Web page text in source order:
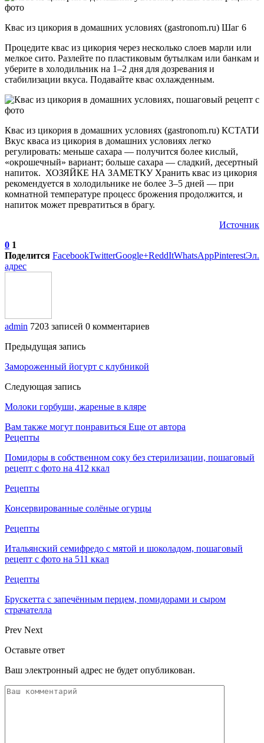
Квас из цикория в домашних условиях (gastronom.ru) Шаг 6
Процедите квас из цикория через несколько слоев марли или
мелкое сито. Разлейте по пластиковым бутылкам или банкам и
уберите в холодильник на 1–2 дня для дозревания и
стабилизации вкуса. Подавайте квас охлажденным.
Квас из цикория в домашних условиях (gastronom.ru) КСТАТИ
Вкус кваса из цикория в домашних условиях легко
регулировать: меньше сахара — получится более кислый,
«окрошечный» вариант; больше сахара — сладкий, десертный
напиток. ХОЗЯЙКЕ НА ЗАМЕТКУ Хранить квас из цикория
рекомендуется в холодильнике не более 3–5 дней — при
комнатной температуре процесс брожения продолжится, и
напиток может превратиться в брагу.
Источник
0 1
Поделится FacebookTwitterGoogle+ReddItWhatsAppPinterestЭл.
адрес
admin 7203 записей 0 комментариев
Предыдущая запись
Замороженный йогурт с клубникой
Следующая запись
Молоки горбуши, жареные в кляре
Вам также могут понравиться Еще от автора
Рецепты
Помидоры в собственном соку без стерилизации, пошаговый
рецепт с фото на 412 ккал
Рецепты
Консервированные солёные огурцы
Рецепты
Итальянский семифредо с мятой и шоколадом, пошаговый
рецепт с фото на 511 ккал
Рецепты
Брускетта с запечённым перцем, помидорами и сыром
страчателла
Prev Next
Оставьте ответ
Ваш электронный адрес не будет опубликован.